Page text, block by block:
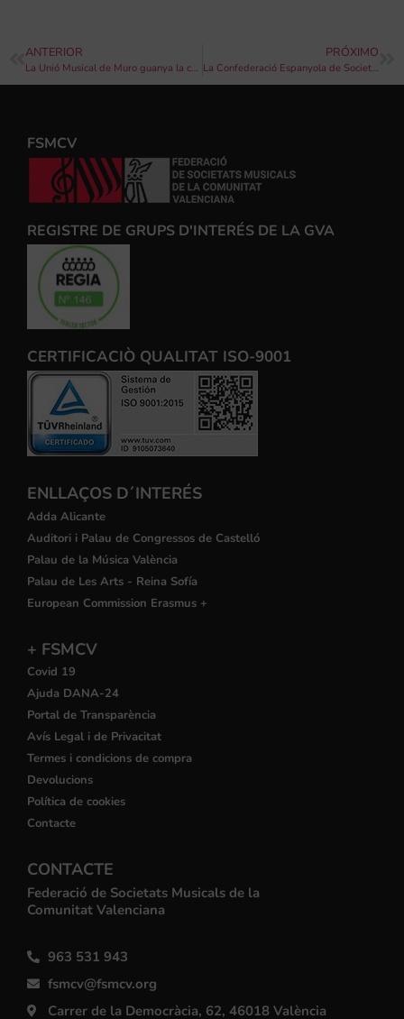
ANTERIOR
La Unió Musical de Muro guanya la categoria Superior del certamen italià Flicorno d’Oro
PRÓXIMO
La Confederació Espanyola de Societats Musicals convoca el Concurs de Composició Música Solidària amb l’Alzheimer
FSMCV
REGISTRE DE GRUPS D'INTERÉS DE LA GVA
CERTIFICACIÒ QUALITAT ISO-9001
ENLLAÇOS D´INTERÉS
Adda Alicante
Auditori i Palau de Congressos de Castelló
Palau de la Música València
Palau de Les Arts - Reina Sofía
European Commission Erasmus +
+ FSMCV
Covid 19
Ajuda DANA-24
Portal de Transparència
Avís Legal i de Privacitat
Termes i condicions de compra
Devolucions
Política de cookies
Contacte
CONTACTE
Federació de Societats Musicals de la
Comunitat Valenciana
963 531 943
fsmcv@fsmcv.org
Carrer de la Democràcia, 62, 46018 València